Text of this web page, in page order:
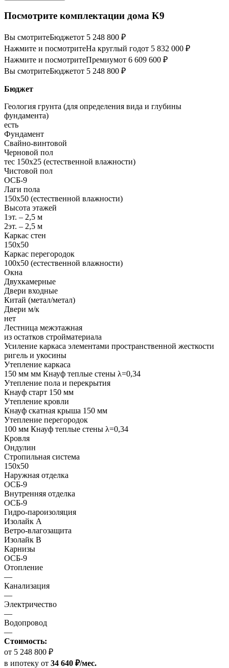
Посмотрите комплектации дома K9
Вы смотритеБюджетот 5 248 800 ₽
Нажмите и посмотритеНа круглый годот 5 832 000 ₽
Нажмите и посмотритеПремиумот 6 609 600 ₽
Вы смотритеБюджетот 5 248 800 ₽
Бюджет
Геология грунта (для определения вида и глубины
фундамента)
есть
Фундамент
Свайно-винтовой
Черновой пол
тес 150х25 (естественной влажности)
Чистовой пол
ОСБ-9
Лаги пола
150х50 (естественной влажности)
Высота этажей
1эт. – 2,5 м
2эт. – 2,5 м
Каркас стен
150х50
Каркас перегородок
100х50 (естественной влажности)
Окна
Двухкамерные
Двери входные
Китай (метал/метал)
Двери м/к
нет
Лестница межэтажная
из остатков стройматериала
Усиление каркаса элементами пространственной жесткости
ригель и укосины
Утепление каркаса
150 мм мм Кнауф теплые стены λ=0,34
Утепление пола и перекрытия
Кнауф старт 150 мм
Утепление кровли
Кнауф скатная крыша 150 мм
Утепление перегородок
100 мм Кнауф теплые стены λ=0,34
Кровля
Ондулин
Стропильная система
150х50
Наружная отделка
ОСБ-9
Внутренняя отделка
ОСБ-9
Гидро-пароизоляция
Изолайк А
Ветро-влагозащита
Изолайк В
Карнизы
ОСБ-9
Отопление
—
Канализация
—
Электричество
—
Водопровод
—
Стоимость:
от 5 248 800 ₽
в ипотеку от 34 640 ₽/мес.